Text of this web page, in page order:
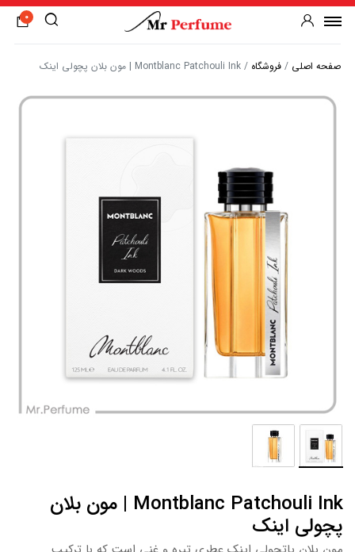
0
صفحه اصلی / فروشگاه / Montblanc Patchouli Ink | مون بلان پچولی اینک
Montblanc Patchouli Ink | مون بلان
پچولی اینک